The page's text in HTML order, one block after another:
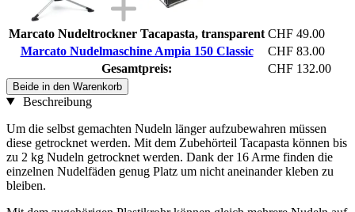
Marcato Nudeltrockner Tacapasta, transparent CHF 49.00
Marcato Nudelmaschine Ampia 150 Classic
CHF 83.00
Gesamtpreis:
CHF 132.00
Beide in den Warenkorb
Beschreibung
Um die selbst gemachten Nudeln länger aufzubewahren müssen
diese getrocknet werden. Mit dem Zubehörteil Tacapasta können bis
zu 2 kg Nudeln getrocknet werden. Dank der 16 Arme finden die
einzelnen Nudelfäden genug Platz um nicht aneinander kleben zu
bleiben.